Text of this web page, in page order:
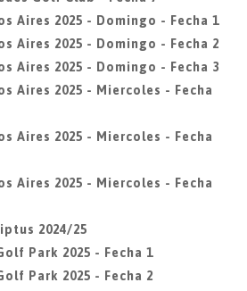
Aires 2025 - Domingo - Fecha 1
Aires 2025 - Domingo - Fecha 2
Aires 2025 - Domingo - Fecha 3
Aires 2025 - Miercoles - Fecha
Aires 2025 - Miercoles - Fecha
Aires 2025 - Miercoles - Fecha
2024/25
Park 2025 - Fecha 1
Park 2025 - Fecha 2